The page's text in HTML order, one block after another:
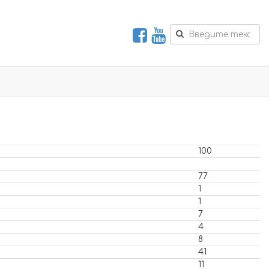
100
77
1
1
7
4
8
41
11